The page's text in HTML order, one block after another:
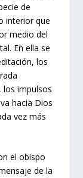
de
interior que
medio del
En ella se
los
los impulsos
hacia Dios
vez más
el obispo
de la